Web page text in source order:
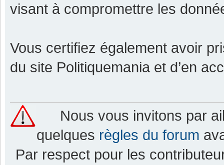
visant à compromettre les
Vous certifiez également avoir
du site Politiquemania et d’en
Nous vous invitons par
quelques règles du forum
Par respect pour les